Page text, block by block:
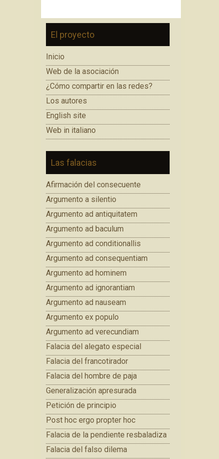
El proyecto
Inicio
Web de la asociación
¿Cómo compartir en las redes?
Los autores
English site
Web in italiano
Las falacias
Afirmación del consecuente
Argumento a silentio
Argumento ad antiquitatem
Argumento ad baculum
Argumento ad conditionallis
Argumento ad consequentiam
Argumento ad hominem
Argumento ad ignorantiam
Argumento ad nauseam
Argumento ex populo
Argumento ad verecundiam
Falacia del alegato especial
Falacia del francotirador
Falacia del hombre de paja
Generalización apresurada
Petición de principio
Post hoc ergo propter hoc
Falacia de la pendiente resbaladiza
Falacia del falso dilema